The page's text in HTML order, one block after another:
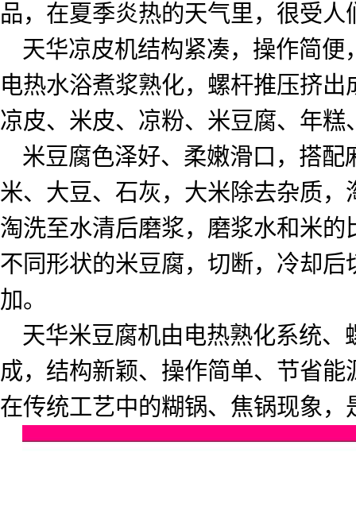
品，在夏季炎热的天气里，很受人
天华凉皮机结构紧凑，操作简
电热水浴煮浆熟化，螺杆推压挤
凉皮、米皮、凉粉、米豆腐、年
米豆腐色泽好、柔嫩滑口，搭
米、大豆、石灰，大米除去杂质
淘洗至水清后磨浆，磨浆水和米的
不同形状的米豆腐，切断，冷却
加。
天华米豆腐机由电热熟化系统
成，结构新颖、操作简单、节省
在传统工艺中的糊锅、焦锅现象，